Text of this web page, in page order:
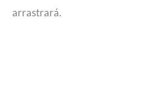
arrastrará.